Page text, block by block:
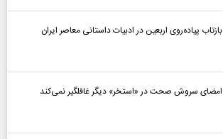
بازتاب پیاده‌روی اربعین در ادبیات داستانی معاصر ایران
امضای سروش صحت در «استخر» دیگر غافلگیر نمی‌کند